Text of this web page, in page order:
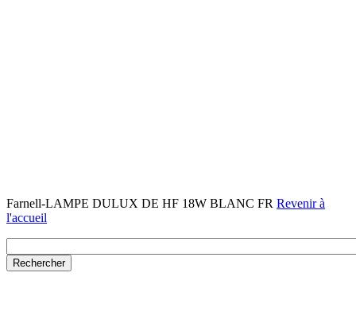
Farnell-LAMPE DULUX DE HF 18W BLANC FR Revenir à
l'accueil